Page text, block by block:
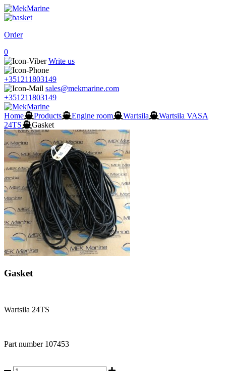
Order
0
Write us
+351211803149
sales@mekmarine.com
+351211803149
Home Products Engine room Wartsila
Wartsila VASA
24TS
Gasket
Gasket
Wartsila 24TS
Part number 107453